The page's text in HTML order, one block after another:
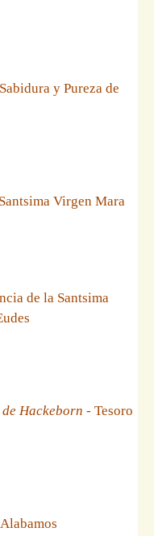
y Pureza de
Virgen Mara
de la Santsima
Hackeborn - Tesoro